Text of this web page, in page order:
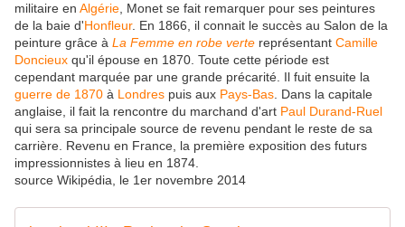
militaire en Algérie , Monet se fait remarquer pour ses peintures
de la baie d'Honfleur. En 1866, il connait le succès au Salon de la
peinture grâce à La Femme en robe verte représentant Camille
Doncieux qu'il épouse en 1870. Toute cette période est
cependant marquée par une grande précarité. Il fuit ensuite la
guerre de 1870 à Londres puis aux Pays-Bas . Dans la capitale
anglaise, il fait la rencontre du marchand d'art Paul Durand-Ruel
qui sera sa principale source de revenu pendant le reste de sa
carrière. Revenu en France, la première exposition des futurs
impressionnistes à lieu en 1874.
source Wikipédia, le 1er novembre 2014